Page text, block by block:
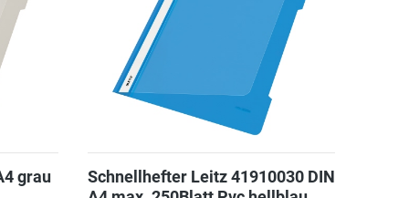
grau
Schnellhefter Leitz 41910030 DIN